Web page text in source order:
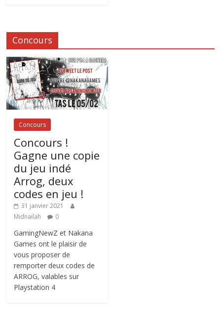
Concours
Concours
Concours !
Gagne une copie
du jeu indé
Arrog, deux
codes en jeu !
31 janvier 2021
Midnailah
0
GamingNewZ et Nakana
Games ont le plaisir de
vous proposer de
remporter deux codes de
ARROG, valables sur
Playstation 4